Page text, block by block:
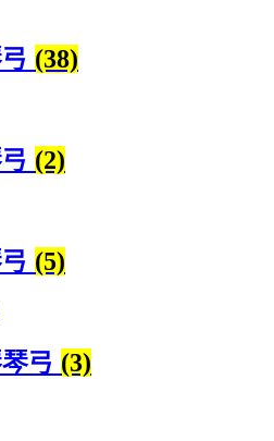
(38)
(2)
(5)
弓 (3)